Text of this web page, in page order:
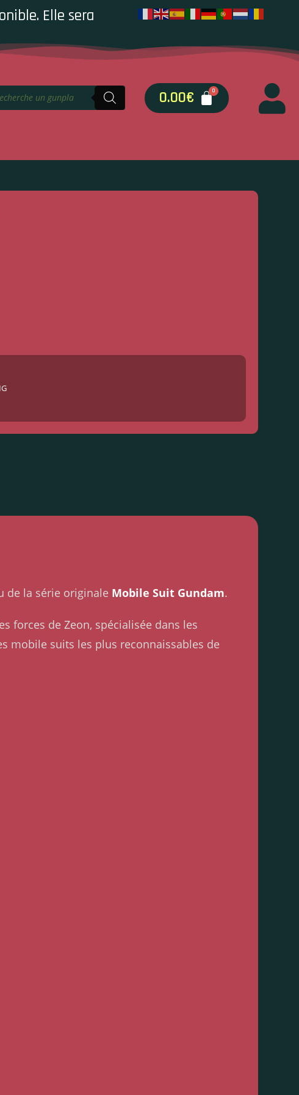
Elle sera
0.00€
de la série originale Mobile Suit Gundam.
forces de Zeon, spécialisée dans les
mobile suits les plus reconnaissables de